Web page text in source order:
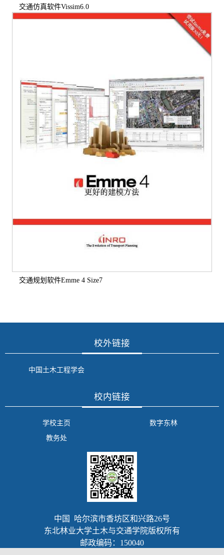
交通仿真软件Vissim6.0
交通规划软件Emme 4 Size7
校外链接
中国土木工程学会
校内链接
学校主页
数字东林
教务处
中国 哈尔滨市香坊区和兴路26号
东北林业大学土木与交通学院版权所有
邮政编码：150040